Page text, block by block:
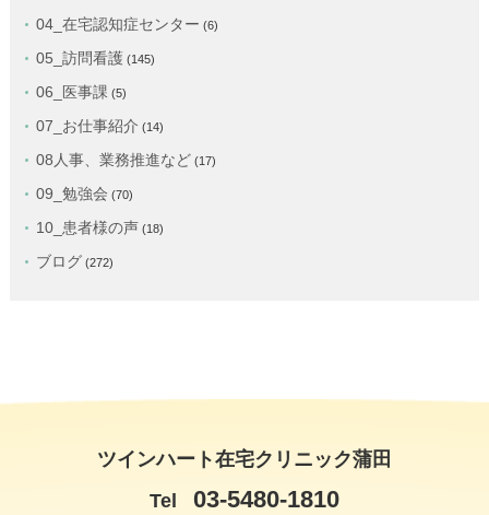
04_在宅認知症センター (6)
05_訪問看護 (145)
06_医事課 (5)
07_お仕事紹介 (14)
08人事、業務推進など(17)
09_勉強会 (70)
10_患者様の声 (18)
ブログ (272)
ツインハート在宅クリニック蒲田
Tel
03-5480-1810